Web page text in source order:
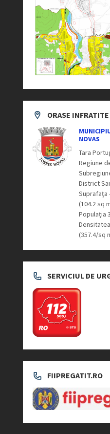
ORASE INFRATITE
NOVAS
Tara
Regiune
District
Suprafaţa
(104.2 sq
Populaţia
(357.4/sq
SERVICIUL DE
FIIPREGATIT.RO